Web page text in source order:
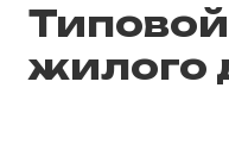
жилого